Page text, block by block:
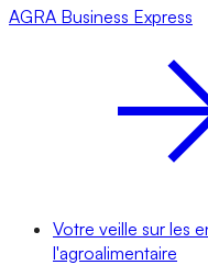
AGRA Business Express
Votre veille sur les
l'agroalimentaire